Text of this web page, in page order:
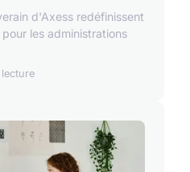
d'Axess redéfinissent
les administrations